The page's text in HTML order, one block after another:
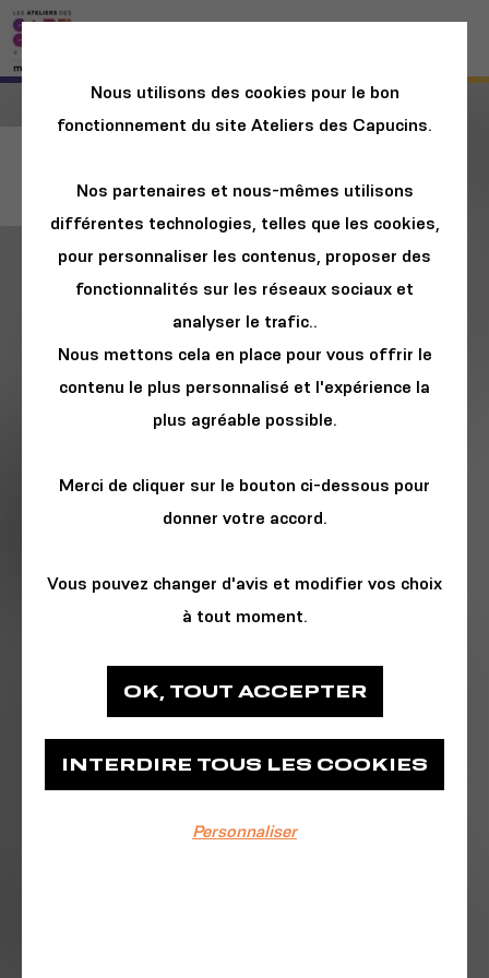
Job Connect 2023
La French Tech Brest+
Place des Machines
EVÉNEMENT TERMINÉ
Nous utilisons des cookies pour le bon
fonctionnement du site Ateliers des Capucins.
Nos partenaires et nous-mêmes utilisons
différentes technologies, telles que les cookies,
pour personnaliser les contenus, proposer des
fonctionnalités sur les réseaux sociaux et
analyser le trafic..
Nous mettons cela en place pour vous offrir le
contenu le plus personnalisé et l'expérience la
plus agréable possible.
Merci de cliquer sur le bouton ci-dessous pour
donner votre accord.
Vous pouvez changer d'avis et modifier vos choix
à tout moment.
OK, TOUT ACCEPTER
INTERDIRE TOUS LES COOKIES
Personnaliser